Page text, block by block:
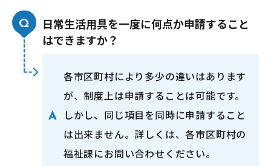
日常生活用具を一度に何点か申請すること
はできますか？
各市区町村により多少の違いはあります
が、制度上は申請することは可能です。
しかし、同じ項目を同時に申請すること
は出来ません。詳しくは、各市区町村の
福祉課にお問い合わせください。